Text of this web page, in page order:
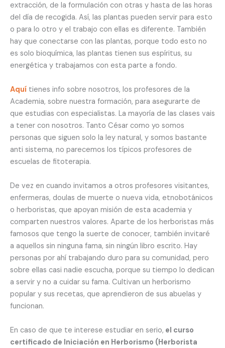
extracción, de la formulación con otras y hasta de las horas
del día de recogida. Así, las plantas pueden servir para esto
o para lo otro y el trabajo con ellas es diferente. También
hay que conectarse con las plantas, porque todo esto no
es solo bioquímica, las plantas tienen sus espíritus, su
energética y trabajamos con esta parte a fondo.
Aquí tienes info sobre nosotros, los profesores de la
Academia, sobre nuestra formación, para asegurarte de
que estudias con especialistas. La mayoría de las clases vais
a tener con nosotros. Tanto César como yo somos
personas que siguen solo la ley natural, y somos bastante
anti sistema, no parecemos los típicos profesores de
escuelas de fitoterapia.
De vez en cuando invitamos a otros profesores visitantes,
enfermeras, doulas de muerte o nueva vida, etnobotánicos
o herboristas, que apoyan misión de esta academia y
comparten nuestros valores. Aparte de los herboristas más
famosos que tengo la suerte de conocer, también invitaré
a aquellos sin ninguna fama, sin ningún libro escrito. Hay
personas por ahí trabajando duro para su comunidad, pero
sobre ellas casi nadie escucha, porque su tiempo lo dedican
a servir y no a cuidar su fama. Cultivan un herborismo
popular y sus recetas, que aprendieron de sus abuelas y
funcionan.
En caso de que te interese estudiar en serio, el curso
certificado de Iniciación en Herborismo (Herborista